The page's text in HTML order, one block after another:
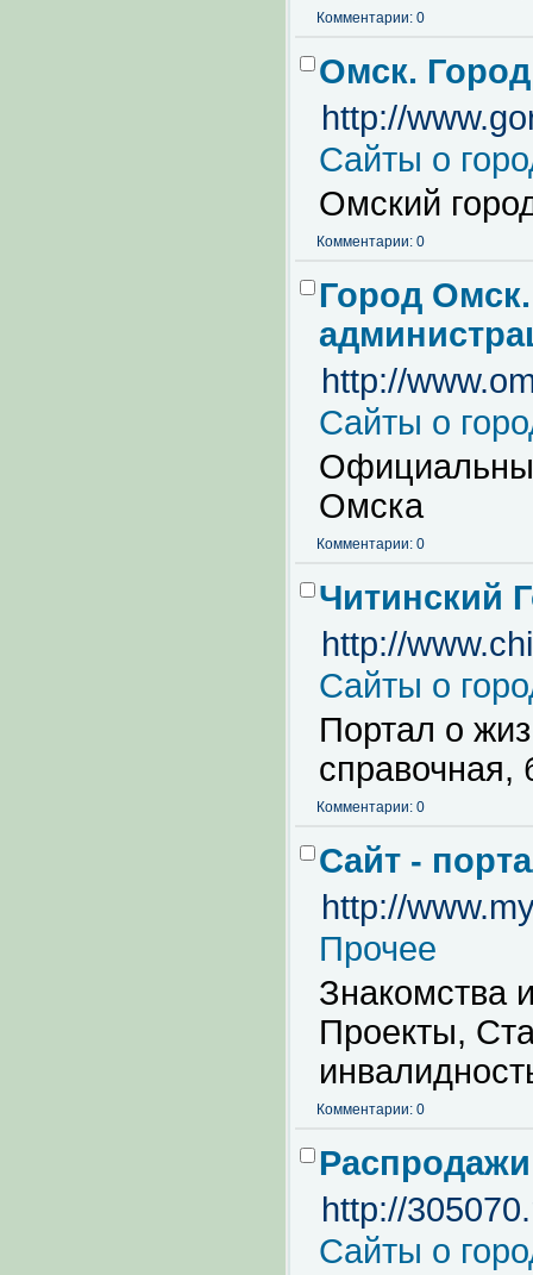
Комментарии: 0
Омск.
http://
Сайты о
Омский
Комментарии: 0
Город
http://
Сайты о
Омска
Комментарии: 0
Читинский
http://
Сайты о
Портал о
справочная,
Комментарии: 0
Сайт -
http://
Прочее
Знакомства
Проекты,
Комментарии: 0
http://
Сайты о